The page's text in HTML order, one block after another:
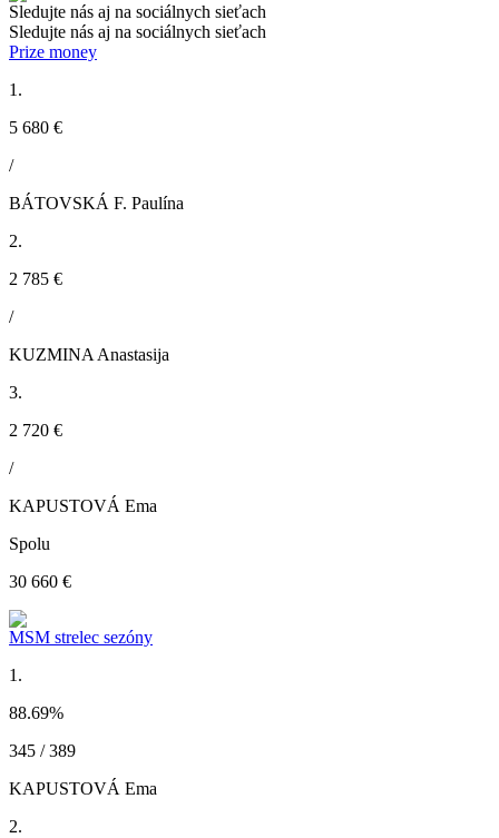
Sledujte nás aj na sociálnych sieťach
Sledujte nás aj na sociálnych sieťach
Prize money
1.
5 680 €
/
BÁTOVSKÁ F. Paulína
2.
2 785 €
/
KUZMINA Anastasija
3.
2 720 €
/
KAPUSTOVÁ Ema
Spolu
30 660 €
MSM strelec sezóny
1.
88.69%
345 / 389
KAPUSTOVÁ Ema
2.